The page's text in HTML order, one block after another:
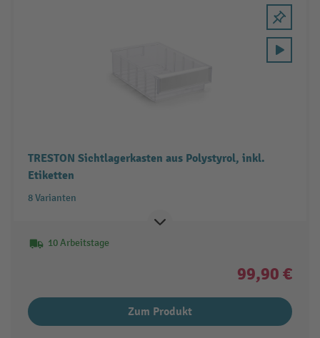
TRESTON Sichtlagerkasten aus Polystyrol, inkl.
Etiketten
8 Varianten
10 Arbeitstage
99,90 €
Zum Produkt